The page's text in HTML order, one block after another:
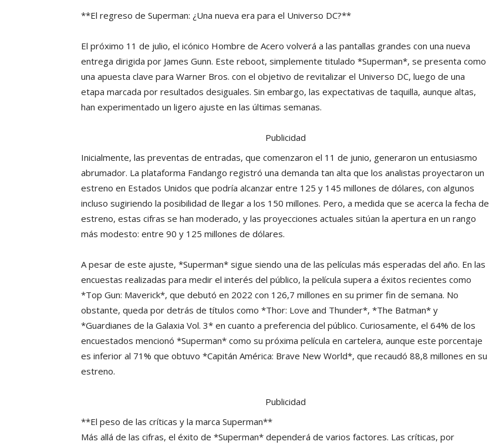
**El regreso de Superman: ¿Una nueva era para el Universo DC?**
El próximo 11 de julio, el icónico Hombre de Acero volverá a las pantallas grandes con una nueva
entrega dirigida por James Gunn. Este reboot, simplemente titulado *Superman*, se presenta como
una apuesta clave para Warner Bros. con el objetivo de revitalizar el Universo DC, luego de una
etapa marcada por resultados desiguales. Sin embargo, las expectativas de taquilla, aunque altas,
han experimentado un ligero ajuste en las últimas semanas.
Publicidad
Inicialmente, las preventas de entradas, que comenzaron el 11 de junio, generaron un entusiasmo
abrumador. La plataforma Fandango registró una demanda tan alta que los analistas proyectaron un
estreno en Estados Unidos que podría alcanzar entre 125 y 145 millones de dólares, con algunos
incluso sugiriendo la posibilidad de llegar a los 150 millones. Pero, a medida que se acerca la fecha de
estreno, estas cifras se han moderado, y las proyecciones actuales sitúan la apertura en un rango
más modesto: entre 90 y 125 millones de dólares.
A pesar de este ajuste, *Superman* sigue siendo una de las películas más esperadas del año. En las
encuestas realizadas para medir el interés del público, la película supera a éxitos recientes como
*Top Gun: Maverick*, que debutó en 2022 con 126,7 millones en su primer fin de semana. No
obstante, queda por detrás de títulos como *Thor: Love and Thunder*, *The Batman* y
*Guardianes de la Galaxia Vol. 3* en cuanto a preferencia del público. Curiosamente, el 64% de los
encuestados mencionó *Superman* como su próxima película en cartelera, aunque este porcentaje
es inferior al 71% que obtuvo *Capitán América: Brave New World*, que recaudó 88,8 millones en su
estreno.
Publicidad
**El peso de las críticas y la marca Superman**
Más allá de las cifras, el éxito de *Superman* dependerá de varios factores. Las críticas, por